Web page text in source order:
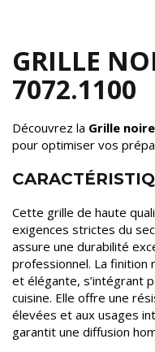
GRILLE
7072.1100
Découvrez la Grille
pour optimiser vos
Cette grille de haute
exigences strictes du
assure une durabilité
professionnel. La finition
et élégante, s’intégrant
cuisine. Elle offre une
élevées et aux usages
garantit une diffusion